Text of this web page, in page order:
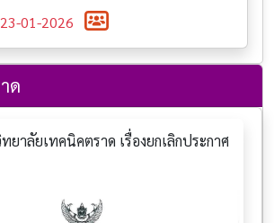
23-01-2026
ด
ยาลัยเทคนิคตราด เรื่องยกเลิกประกาศ